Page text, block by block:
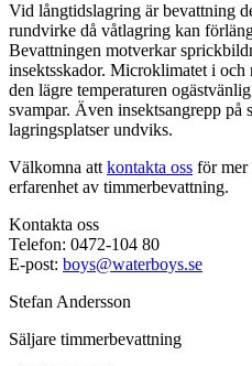
Vid långtidslagring är bevattning
rundvirke då våtlagring kan
Bevattningen motverkar
insektsskador. Microklimatet i
den lägre temperaturen
svampar. Även insektsangrepp på
lagringsplatser undviks.
Välkomna attkontakta oss för mer
erfarenhet av timmerbevattning.
Kontakta oss
Telefon: 0472-104 80
E-post: boys@waterboys.se
Stefan Andersson
Säljare timmerbevattning